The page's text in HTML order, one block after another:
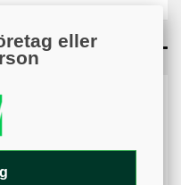
kan nedladdningar
Kontrollera att
tillåtna.
eller